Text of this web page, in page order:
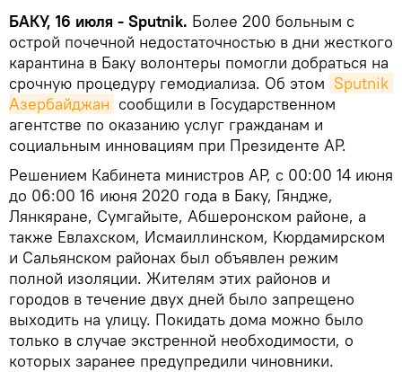
БАКУ, 16 июля - Sputnik. Более 200 больным с
острой почечной недостаточностью в дни жесткого
карантина в Баку волонтеры помогли добраться на
срочную процедуру гемодиализа. Об этом Sputnik
Азербайджан сообщили в Государственном
агентстве по оказанию услуг гражданам и
социальным инновациям при Президенте АР.
Решением Кабинета министров АР, с 00:00 14 июня
до 06:00 16 июня 2020 года в Баку, Гяндже,
Лянкяране, Сумгайыте, Абшеронском районе, а
также Евлахском, Исмаиллинском, Кюрдамирском
и Сальянском районах был объявлен режим
полной изоляции. Жителям этих районов и
городов в течение двух дней было запрещено
выходить на улицу. Покидать дома можно было
только в случае экстренной необходимости, о
которых заранее предупредили чиновники.